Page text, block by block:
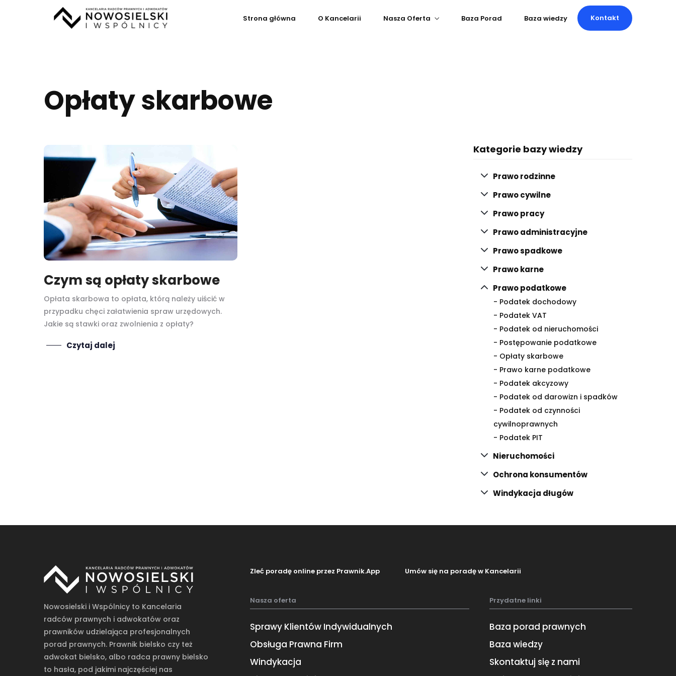
Strona główna O Kancelarii Nasza Oferta Baza Porad Baza wiedzy Kontakt
Opłaty skarbowe
Czym są opłaty skarbowe
Opłata skarbowa to opłata, którą należy uiścić w
przypadku chęci załatwienia spraw urzędowych.
Jakie są stawki oraz zwolnienia z opłaty?
Czytaj dalej
Kategorie bazy wiedzy
Prawo rodzinne
Prawo cywilne
Prawo pracy
Prawo administracyjne
Prawo spadkowe
Prawo karne
Prawo podatkowe
- Podatek dochodowy
- Podatek VAT
- Podatek od nieruchomości
- Postępowanie podatkowe
- Opłaty skarbowe
- Prawo karne podatkowe
- Podatek akcyzowy
- Podatek od darowizn i spadków
- Podatek od czynności
cywilnoprawnych
- Podatek PIT
Nieruchomości
Ochrona konsumentów
Windykacja długów
Nowosielski i Wspólnicy to Kancelaria
radców prawnych i adwokatów oraz
prawników udzielająca profesjonalnych
porad prawnych. Prawnik bielsko czy też
adwokat bielsko, albo radca prawny bielsko
to hasła, pod jakimi najczęściej nas
Zleć poradę online przez Prawnik.App Umów się na poradę w Kancelarii
Nasza oferta
Sprawy Klientów Indywidualnych
Obsługa Prawna Firm
Windykacja
Przydatne linki
Baza porad prawnych
Baza wiedzy
Skontaktuj się z nami